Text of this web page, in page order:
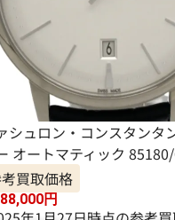
シュロン・コンスタンタ
オートマティック
買取価格
円